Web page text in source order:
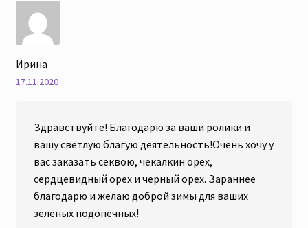
Ирина
17.11.2020
Здравствуйте! Благодарю за ваши ролики и
вашу светлую благую деятельность!Очень хочу у
вас заказать секвою, чекалкин орех,
сердцевидный орех и черный орех. Зараннее
благодарю и желаю доброй зимы для ваших
зеленых подопечных!